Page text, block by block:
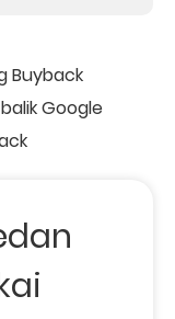
Buyback
Google